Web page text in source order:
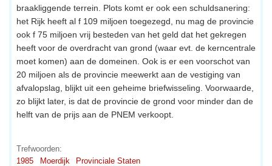
braakliggende terrein. Plots komt er ook een schuldsanering:
het Rijk heeft al f 109 miljoen toegezegd, nu mag de provincie
ook f 75 miljoen vrij besteden van het geld dat het gekregen
heeft voor de overdracht van grond (waar evt. de kerncentrale
moet komen) aan de domeinen. Ook is er een voorschot van
20 miljoen als de provincie meewerkt aan de vestiging van
afvalopslag, blijkt uit een geheime briefwisseling. Voorwaarde,
zo blijkt later, is dat de provincie de grond voor minder dan de
helft van de prijs aan de PNEM verkoopt.
Trefwoorden:
1985
Moerdijk Provinciale Staten